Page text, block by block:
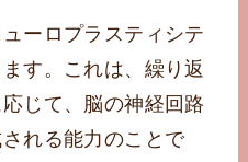
ーロプラスティシテ
す。これは、繰り返
じて、脳の神経回路
れる能力のことで